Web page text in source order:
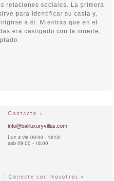
relaciones sociales. La primera
para identificar su casta y,
a él. Mientras que en el
era castigado con la muerte,
Contacto »
info@baliluxuryvillas.com
Lun a vie 09:00 - 18:00
sáb 09:00 - 18:00
Conecte con Nosotros »